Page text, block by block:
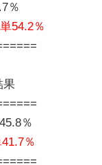
％
54.2％
果
％
％